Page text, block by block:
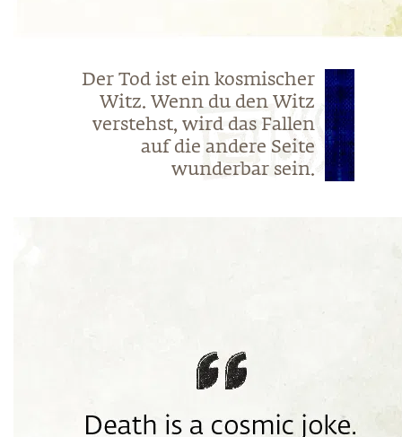
Der Tod ist ein kosmischer
Witz. Wenn du den Witz
verstehst, wird das Fallen
auf die andere Seite
wunderbar sein.